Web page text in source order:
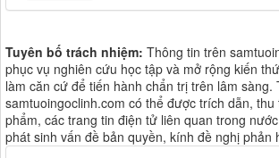
Tuyên bố trách nhiệm: Thông tin trên
phục vụ nghiên cứu học tập và mở rộng kiến
làm căn cứ để tiến hành chẩn trị trên lâm sàng.
samtuoingoclinh.com có thể được trích dẫn, thu
phẩm, các trang tin điện tử liên quan trong
phát sinh vấn đề bản quyền, kính đề nghị phản